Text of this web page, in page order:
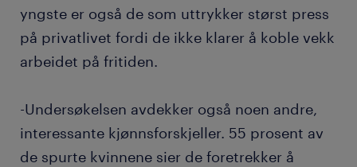
yngste er også de som uttrykker størst press
på privatlivet fordi de ikke klarer å koble vekk
arbeidet på fritiden.
-Undersøkelsen avdekker også noen andre,
interessante kjønnsforskjeller. 55 prosent av
de spurte kvinnene sier de foretrekker å